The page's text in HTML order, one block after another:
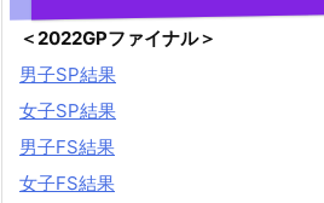
＜2022GPファイナル＞
男子SP結果
女子SP結果
男子FS結果
女子FS結果